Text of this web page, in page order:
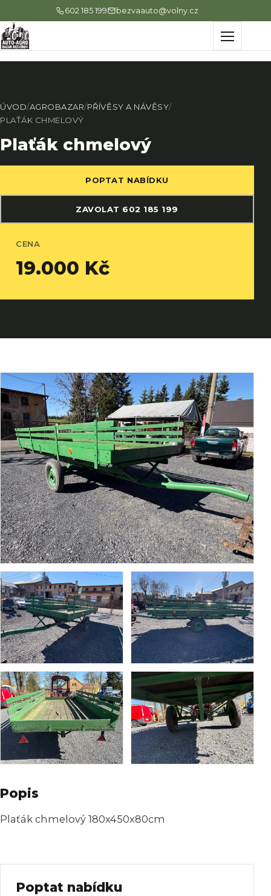
602 185 199 bezvaauto@volny.cz
Menu
ÚVOD/AGROBAZAR/PŘÍVĚSY A NÁVĚSY/
PLAŤÁK CHMELOVÝ
Plaťák chmelový
POPTAT NABÍDKU
ZAVOLAT 602 185 199
CENA
19.000 Kč
Popis
Plaťák chmelový 180x450x80cm
Poptat nabídku